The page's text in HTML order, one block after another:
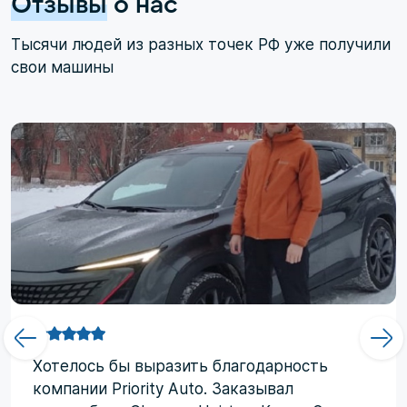
Тысячи людей из разных точек РФ уже получили
свои машины
Хотелоcь бы выразить благодарность
компании Priority Аuto. Заказывал